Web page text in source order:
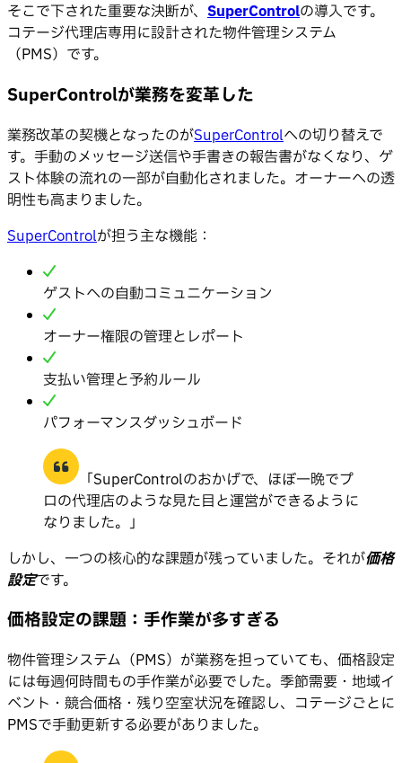
そこで下された重要な決断が、 SuperControlの導入です。
コテージ代理店専用に設計された物件管理システム
（PMS）です。
SuperControlが業務を変革した
業務改革の契機となったのがSuperControlへの切り替えで
す。手動のメッセージ送信や手書きの報告書がなくなり、ゲ
スト体験の流れの一部が自動化されました。オーナーへの透
明性も高まりました。
SuperControlが担う主な機能：
ゲストへの自動コミュニケーション
オーナー権限の管理とレポート
支払い管理と予約ルール
パフォーマンスダッシュボード
「SuperControlのおかげで、ほぼ一晩でプ
ロの代理店のような見た目と運営ができるように
なりました。」
しかし、一つの核心的な課題が残っていました。それが価格
設定です。
価格設定の課題：手作業が多すぎる
物件管理システム（PMS）が業務を担っていても、価格設定
には毎週何時間もの手作業が必要でした。季節需要・地域イ
ベント・競合価格・残り空室状況を確認し、コテージごとに
PMSで手動更新する必要がありました。